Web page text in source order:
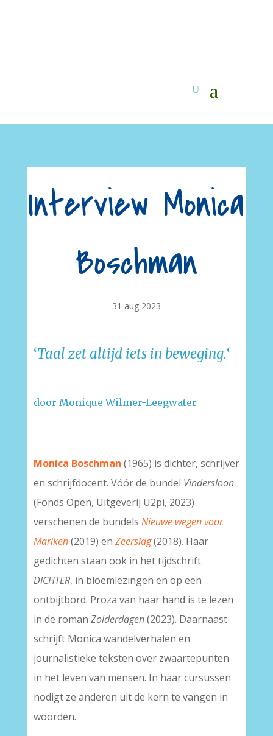
Interview Monica
Boschman
31 aug 2023
‘Taal zet altijd iets in beweging.‘
door Monique Wilmer-Leegwater
Monica Boschman (1965) is dichter, schrijver
en schrijfdocent. Vóór de bundel Vindersloon
(Fonds Open, Uitgeverij U2pi, 2023)
verschenen de bundels Nieuwe wegen voor
Mariken(2019) en Zeerslag(2018). Haar
gedichten staan ook in het tijdschrift
DICHTER, in bloemlezingen en op een
ontbijtbord. Proza van haar hand is te lezen
in de roman Zolderdagen(2023). Daarnaast
schrijft Monica wandelverhalen en
journalistieke teksten over zwaartepunten
in het leven van mensen. In haar cursussen
nodigt ze anderen uit de kern te vangen in
woorden.